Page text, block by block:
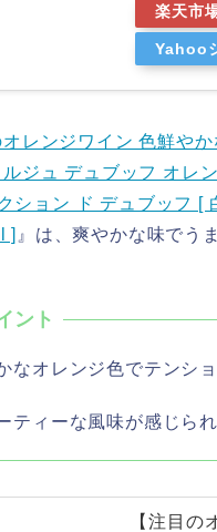
楽天市
Yahoo
オレンジワイン 色鮮や
ルジュ デュブッフ オレ
ション ド デュブッフ [
] 』は、爽やかな味でう
なオレンジ色でテンシ
ティーな風味が感じら
【注目の